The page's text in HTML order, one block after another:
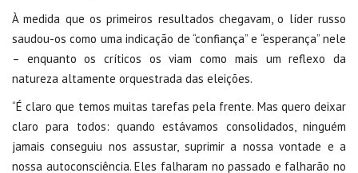
À medida que os primeiros resultados chegavam, o líder russo
saudou-os como uma indicação de “confiança” e “esperança” nele
– enquanto os críticos os viam como mais um reflexo da
natureza altamente orquestrada das eleições.
“É claro que temos muitas tarefas pela frente. Mas quero deixar
claro para todos: quando estávamos consolidados, ninguém
jamais conseguiu nos assustar, suprimir a nossa vontade e a
nossa autoconsciência. Eles falharam no passado e falharão no